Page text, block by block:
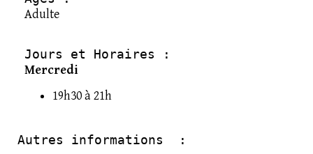
Adulte
Jours et Horaires :
Mercredi
19h30 à 21h
Autres informations  :